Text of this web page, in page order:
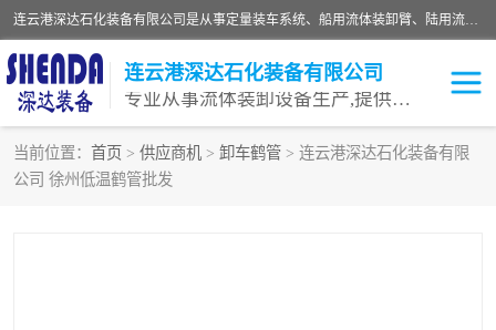
连云港深达石化装备有限公司是从事定量装车系统、船用流体装卸臂、陆用流体装卸臂（鹤管）、活动梯、钢构平台等全系列流体装卸设备的设计、制造、销售以及服务的专业供应商。公司始终以客户为中心，密切跟踪国内外油气储运及装卸设备先进技术的发展，以先进的技术、优质的产品、一流的服务，满足客户需求。
连云港深达石化装备有限公司
专业从事流体装卸设备生产,提供全面解决方案，生产与定制服务
当前位置： 首页 > 供应商机 > 卸车鹤管 > 连云港深达石化装备有限
公司 徐州低温鹤管批发
鹤管